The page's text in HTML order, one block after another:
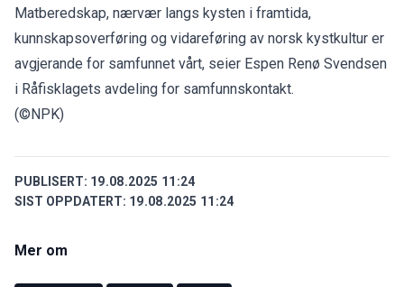
Matberedskap, nærvær langs kysten i framtida,
kunnskapsoverføring og vidareføring av norsk kystkultur er
avgjerande for samfunnet vårt, seier Espen Renø Svendsen
i Råfisklagets avdeling for samfunnskontakt.
(©NPK)
PUBLISERT: 19.08.2025 11:24
SIST OPPDATERT: 19.08.2025 11:24
Mer om